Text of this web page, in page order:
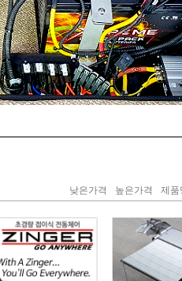
낮은가격 높은가격 제품